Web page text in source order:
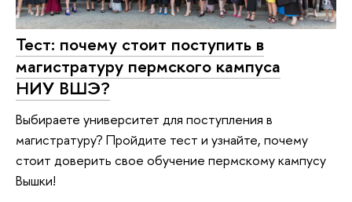
Тест: почему стоит поступить в
магистратуру пермского кампуса
НИУ ВШЭ?
Выбираете университет для поступления в
магистратуру? Пройдите тест и узнайте, почему
стоит доверить свое обучение пермскому кампусу
Вышки!